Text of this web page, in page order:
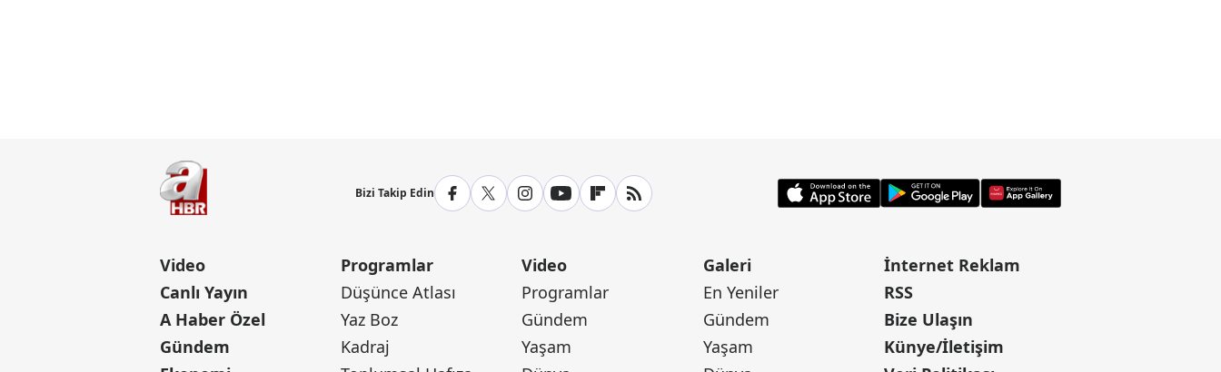
Bizi Takip Edin
Video
Canlı Yayın
A Haber Özel
Gündem
Programlar
Düşünce Atlası
Yaz Boz
Kadraj
Video
Programlar
Gündem
Yaşam
Galeri
En Yeniler
Gündem
Yaşam
İnternet Reklam
RSS
Bize Ulaşın
Künye/İletişim